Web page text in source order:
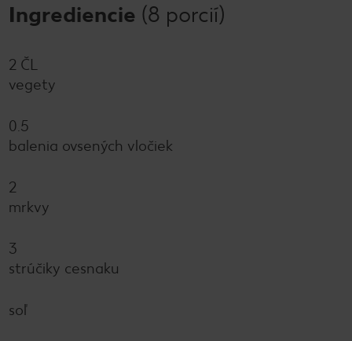
Ingrediencie (8 porcií)
2 ČL
vegety
0.5
balenia ovsených vločiek
2
mrkvy
3
strúčiky cesnaku
soľ